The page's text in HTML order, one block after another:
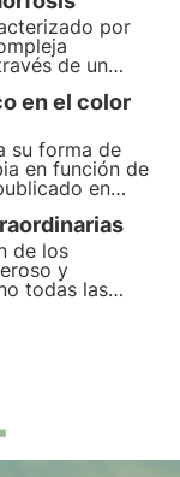
por
de un
más
este artículo
la memoria
en el color
su forma de
en función de
en
el cambio
en la
adaptaciones
de los
y
todas las
se